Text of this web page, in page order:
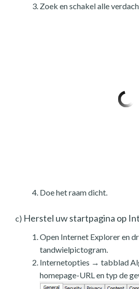
Zoek en schakel alle
Doe het raam dicht.
c) Herstel uw startpagina op
Open Internet Explorer en
tandwielpictogram.
Internetopties → tabblad
homepage-URL en typ de